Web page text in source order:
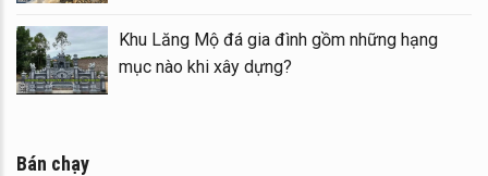
Khu Lăng Mộ đá gia đình gồm những hạng
mục nào khi xây dựng?
Bán chạy